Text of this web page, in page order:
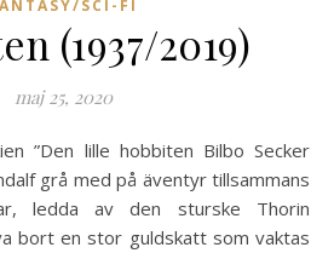
SCI-FI
(1937/2019)
maj 25, 2020
grå med på äventyr tillsammans
ledda av den sturske Thorin
bort en stor guldskatt som vaktas